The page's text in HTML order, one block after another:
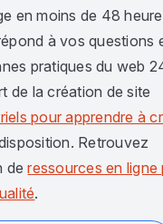
en moins de 48
à vos questions
pratiques du web
de la création de site
pour apprendre à
Retrouvez
deressources en ligne
.